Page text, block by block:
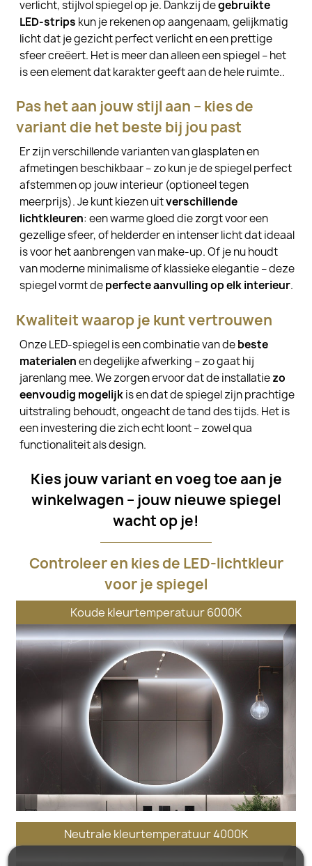
verlicht, stijlvol spiegel op je. Dankzij degebruikte
LED-strips kun je rekenen op aangenaam, gelijkmatig
licht dat je gezicht perfect verlicht en een prettige
sfeer creëert. Het is meer dan alleen een spiegel – het
is een element dat karakter geeft aan de hele ruimte..
Pas het aan jouw stijl aan – kies de
variant die het beste bij jou past
Er zijn verschillende varianten van glasplaten en
afmetingen beschikbaar – zo kun je de spiegel perfect
afstemmen op jouw interieur (optioneel tegen
meerprijs). Je kunt kiezen uitverschillende
lichtkleuren: een warme gloed die zorgt voor een
gezellige sfeer, of helderder en intenser licht dat ideaal
is voor het aanbrengen van make-up. Of je nu houdt
van moderne minimalisme of klassieke elegantie – deze
spiegel vormt deperfecte aanvulling op elk interieur.
Kwaliteit waarop je kunt vertrouwen
Onze LED-spiegel is een combinatie van debeste
materialenen degelijke afwerking – zo gaat hij
jarenlang mee. We zorgen ervoor dat de installatiezo
eenvoudig mogelijkis en dat de spiegel zijn prachtige
uitstraling behoudt, ongeacht de tand des tijds. Het is
een investering die zich echt loont – zowel qua
functionaliteit als design.
Kies jouw variant en voeg toe aan je
winkelwagen – jouw nieuwe spiegel
wacht op je!
Controleer en kies de LED-lichtkleur
voor je spiegel
Koude kleurtemperatuur 6000K
Neutrale kleurtemperatuur 4000K